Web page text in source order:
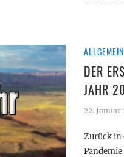
ALLGEMEIN
DER
JAHR
22. Januar
Zurück in